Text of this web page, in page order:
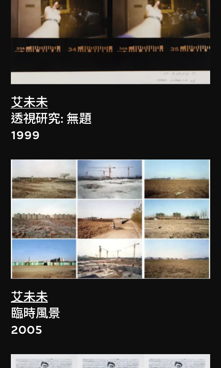
艾未未
透視研究: 無題
1999
艾未未
臨時風景
2005